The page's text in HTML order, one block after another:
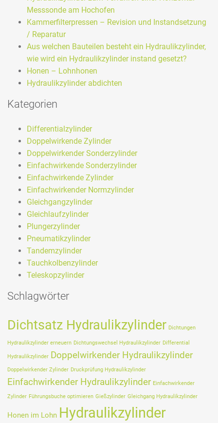
Messsonde am Hochofen
Kammerfilterpressen – Revision und Instandsetzung
/ Reparatur
Aus welchen Bauteilen besteht ein Hydraulikzylinder,
wie wird ein Hydraulikzylinder instand gesetzt?
Honen – Lohnhonen
Hydraulikzylinder abdichten
Kategorien
Differentialzylinder
Doppelwirkende Zylinder
Doppelwirkender Sonderzylinder
Einfachwirkende Sonderzylinder
Einfachwirkende Zylinder
Einfachwirkender Normzylinder
Gleichgangzylinder
Gleichlaufzylinder
Plungerzylinder
Pneumatikzylinder
Tandemzylinder
Tauchkolbenzylinder
Teleskopzylinder
Schlagwörter
Dichtsatz Hydraulikzylinder Dichtungen
Hydraulikzylinder erneuern Dichtungswechsel Hydraulikzylinder Differential
Hydraulikzylinder Doppelwirkender Hydraulikzylinder
Doppelwirkender Zylinder Druckprüfung Hydraulikzylinder
Einfachwirkender Hydraulikzylinder Einfachwirkender
Zylinder Führungsbuche optimieren Gießzylinder Gleichgang Hydraulikzylinder
Honen im Lohn Hydraulikzylinder